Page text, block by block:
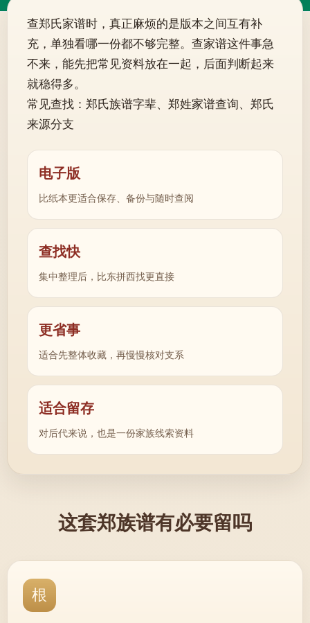
查郑氏家谱时，真正麻烦的是版本之间互有补
充，单独看哪一份都不够完整。查家谱这件事急
不来，能先把常见资料放在一起，后面判断起来
就稳得多。
常见查找：郑氏族谱字辈、郑姓家谱查询、郑氏
来源分支
电子版
比纸本更适合保存、备份与随时查阅
查找快
集中整理后，比东拼西找更直接
更省事
适合先整体收藏，再慢慢核对支系
适合留存
对后代来说，也是一份家族线索资料
这套郑族谱有必要留吗
根